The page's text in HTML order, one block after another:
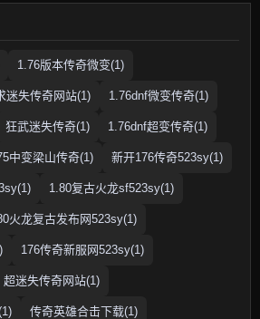
1.76版本传奇微变(1)
迷失传奇网站(1) 1.76dnf微变传奇(1)
狂武迷失传奇(1) 1.76dnf超变传奇(1)
中变梁山传奇(1) 新开176传奇523sy(1)
1.80复古火龙sf523sy(1)
火龙复古发布网523sy(1)
176传奇新服网523sy(1)
超迷失传奇网站(1)
传奇英雄合击下载(1)